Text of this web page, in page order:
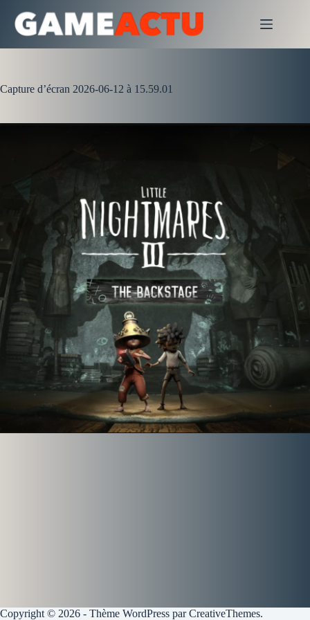
contenu
Capture d’écran 2026-06-12 à 15.59.01
Copyright © 2026 - Thème WordPress parCreativeThemes.